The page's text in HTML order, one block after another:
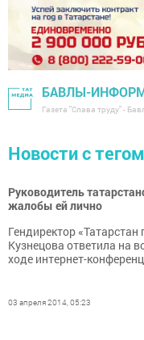
БАВЛЫ-
Газета "Слава труду" -
Новости с
Руководитель
жалобы ей лично
Гендиректор
Кузнецова ответила на
ходе интернет-
03 апреля 2014, 05:23